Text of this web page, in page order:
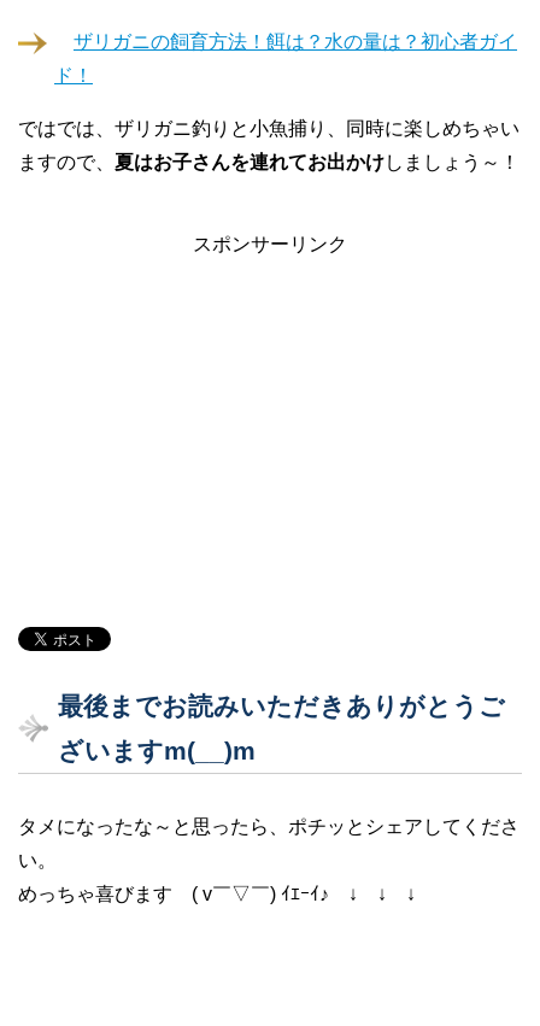
ザリガニの飼育方法！餌は？水の量は？初心者ガイ
ド！
ではでは、ザリガニ釣りと小魚捕り、同時に楽しめちゃい
ますので、 夏はお子さんを連れてお出かけしましょう～！
スポンサーリンク
最後までお読みいただきありがとうご
ざいますm(__)m
タメになったな～と思ったら、ポチッとシェアしてくださ
い。
めっちゃ喜びます ( v￣▽￣) ｲｴｰｲ♪ ↓ ↓ ↓